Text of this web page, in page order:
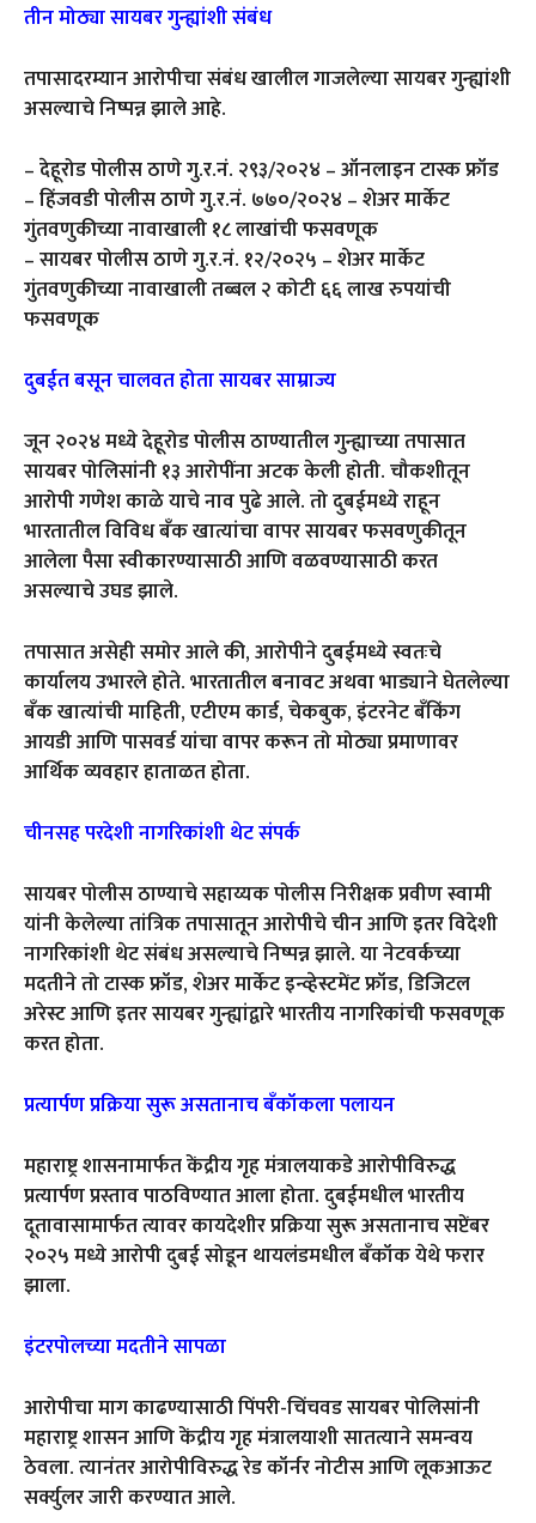
तीन मोठ्या सायबर गुन्ह्यांशी संबंध
तपासादरम्यान आरोपीचा संबंध खालील गाजलेल्या सायबर गुन्ह्यांशी
असल्याचे निष्पन्न झाले आहे.
– देहूरोड पोलीस ठाणे गु.र.नं. २९३/२०२४ – ऑनलाइन टास्क फ्रॉड
– हिंजवडी पोलीस ठाणे गु.र.नं. ७७०/२०२४ – शेअर मार्केट
गुंतवणुकीच्या नावाखाली १८ लाखांची फसवणूक
– सायबर पोलीस ठाणे गु.र.नं. १२/२०२५ – शेअर मार्केट
गुंतवणुकीच्या नावाखाली तब्बल २ कोटी ६६ लाख रुपयांची
फसवणूक
दुबईत बसून चालवत होता सायबर साम्राज्य
जून २०२४ मध्ये देहूरोड पोलीस ठाण्यातील गुन्ह्याच्या तपासात
सायबर पोलिसांनी १३ आरोपींना अटक केली होती. चौकशीतून
आरोपी गणेश काळे याचे नाव पुढे आले. तो दुबईमध्ये राहून
भारतातील विविध बँक खात्यांचा वापर सायबर फसवणुकीतून
आलेला पैसा स्वीकारण्यासाठी आणि वळवण्यासाठी करत
असल्याचे उघड झाले.
तपासात असेही समोर आले की, आरोपीने दुबईमध्ये स्वतःचे
कार्यालय उभारले होते. भारतातील बनावट अथवा भाड्याने घेतलेल्या
बँक खात्यांची माहिती, एटीएम कार्ड, चेकबुक, इंटरनेट बँकिंग
आयडी आणि पासवर्ड यांचा वापर करून तो मोठ्या प्रमाणावर
आर्थिक व्यवहार हाताळत होता.
चीनसह परदेशी नागरिकांशी थेट संपर्क
सायबर पोलीस ठाण्याचे सहाय्यक पोलीस निरीक्षक प्रवीण स्वामी
यांनी केलेल्या तांत्रिक तपासातून आरोपीचे चीन आणि इतर विदेशी
नागरिकांशी थेट संबंध असल्याचे निष्पन्न झाले. या नेटवर्कच्या
मदतीने तो टास्क फ्रॉड, शेअर मार्केट इन्व्हेस्टमेंट फ्रॉड, डिजिटल
अरेस्ट आणि इतर सायबर गुन्ह्यांद्वारे भारतीय नागरिकांची फसवणूक
करत होता.
प्रत्यार्पण प्रक्रिया सुरू असतानाच बँकॉकला पलायन
महाराष्ट्र शासनामार्फत केंद्रीय गृह मंत्रालयाकडे आरोपीविरुद्ध
प्रत्यार्पण प्रस्ताव पाठविण्यात आला होता. दुबईमधील भारतीय
दूतावासामार्फत त्यावर कायदेशीर प्रक्रिया सुरू असतानाच सप्टेंबर
२०२५ मध्ये आरोपी दुबई सोडून थायलंडमधील बँकॉक येथे फरार
झाला.
इंटरपोलच्या मदतीने सापळा
आरोपीचा माग काढण्यासाठी पिंपरी-चिंचवड सायबर पोलिसांनी
महाराष्ट्र शासन आणि केंद्रीय गृह मंत्रालयाशी सातत्याने समन्वय
ठेवला. त्यानंतर आरोपीविरुद्ध रेड कॉर्नर नोटीस आणि लूकआऊट
सर्क्युलर जारी करण्यात आले.